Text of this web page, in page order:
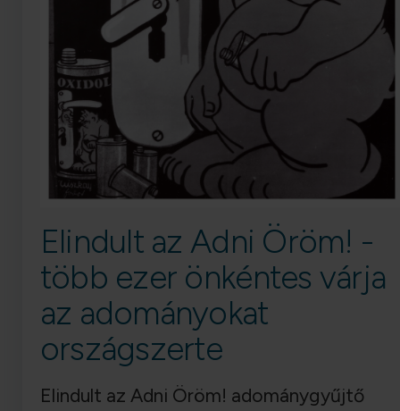
Elindult az Adni Öröm! -
több ezer önkéntes várja
az adományokat
országszerte
Elindult az Adni Öröm! adománygyűjtő